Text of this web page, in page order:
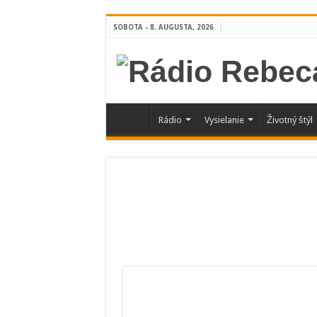
SOBOTA - 8. AUGUSTA, 2026
Rádio Vysielanie Životný štýl